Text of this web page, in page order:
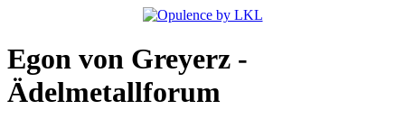
Egon von Greyerz -
Ädelmetallforum